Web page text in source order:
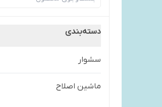
دسته‌بندی
سشوار
ماشین اصلاح